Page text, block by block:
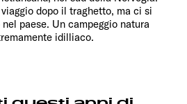
dopo il traghetto, ma ci si
paese. Un campeggio natura
idilliaco.